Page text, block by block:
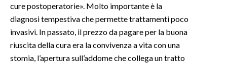
cure postoperatorie». Molto importante è la
diagnosi tempestiva che permette trattamenti poco
invasivi. In passato, il prezzo da pagare per la buona
riuscita della cura era la convivenza a vita con una
stomia, l’apertura sull’addome che collega un tratto